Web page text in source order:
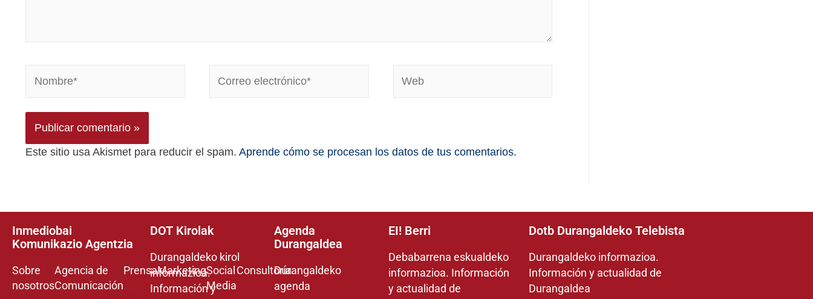
Este sitio usa Akismet para reducir el spam. Aprende cómo se procesan los datos de tus comentarios.
Inmediobai
Komunikazio Agentzia
Sobre
nosotros
Agencia de
Comunicación
PrensaMarketingSocial
Media
Consultoría
DOT Kirolak
Durangaldeko kirol
informazioa.
Información y
Agenda
Durangaldea
Durangaldeko
agenda
EI! Berri
Debabarrena eskualdeko
informazioa. Información
y actualidad de
Dotb Durangaldeko Telebista
Durangaldeko informazioa.
Información y actualidad de
Durangaldea